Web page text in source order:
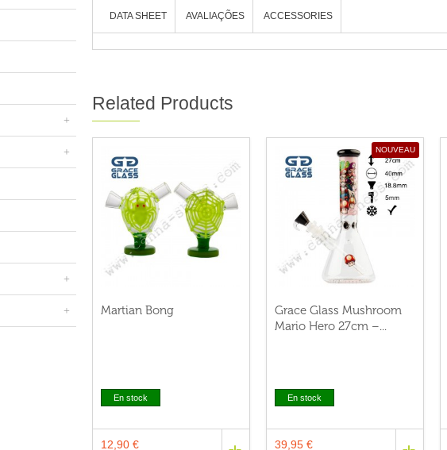
DATA SHEET AVALIAÇÕES ACCESSORIES
Related Products
Martian Bong
En stock
12,90 €
NOUVEAU
Grace Glass Mushroom
Mario Hero 27cm –...
En stock
39,95 €